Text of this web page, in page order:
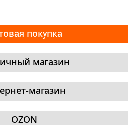
покупка
магазин
магазин
OZON